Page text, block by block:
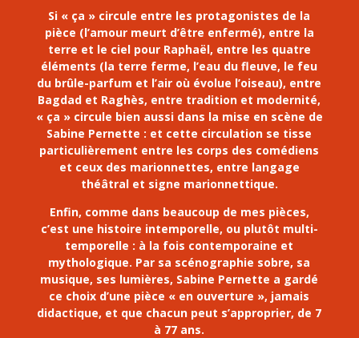
Si « ça » circule entre les protagonistes de la
pièce (l’amour meurt d’être enfermé), entre la
terre et le ciel pour Raphaël, entre les quatre
éléments (la terre ferme, l’eau du fleuve, le feu
du brûle-parfum et l’air où évolue l’oiseau), entre
Bagdad et Raghès, entre tradition et modernité,
« ça » circule bien aussi dans la mise en scène de
Sabine Pernette : et cette circulation se tisse
particulièrement entre les corps des comédiens
et ceux des marionnettes, entre langage
théâtral et signe marionnettique.
Enfin, comme dans beaucoup de mes pièces,
c’est une histoire intemporelle, ou plutôt multi-
temporelle : à la fois contemporaine et
mythologique. Par sa scénographie sobre, sa
musique, ses lumières, Sabine Pernette a gardé
ce choix d’une pièce « en ouverture », jamais
didactique, et que chacun peut s’approprier, de 7
à 77 ans.